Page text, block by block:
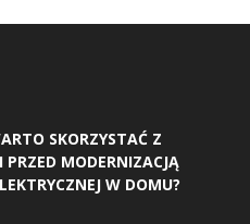
SKORZYSTAĆ Z
PRZED MODERNIZACJĄ
W DOMU?